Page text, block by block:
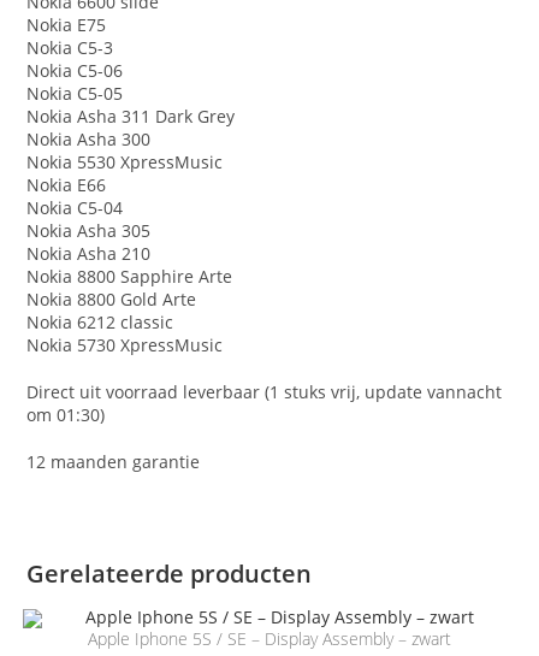
Nokia E75
Nokia C5-3
Nokia C5-06
Nokia C5-05
Nokia Asha 311 Dark Grey
Nokia Asha 300
Nokia 5530 XpressMusic
Nokia E66
Nokia C5-04
Nokia Asha 305
Nokia Asha 210
Nokia 8800 Sapphire Arte
Nokia 8800 Gold Arte
Nokia 6212 classic
Nokia 5730 XpressMusic
Direct uit voorraad leverbaar (1 stuks vrij, update vannacht
om 01:30)
12 maanden garantie
Gerelateerde producten
Apple Iphone 5S / SE – Display Assembly – zwart